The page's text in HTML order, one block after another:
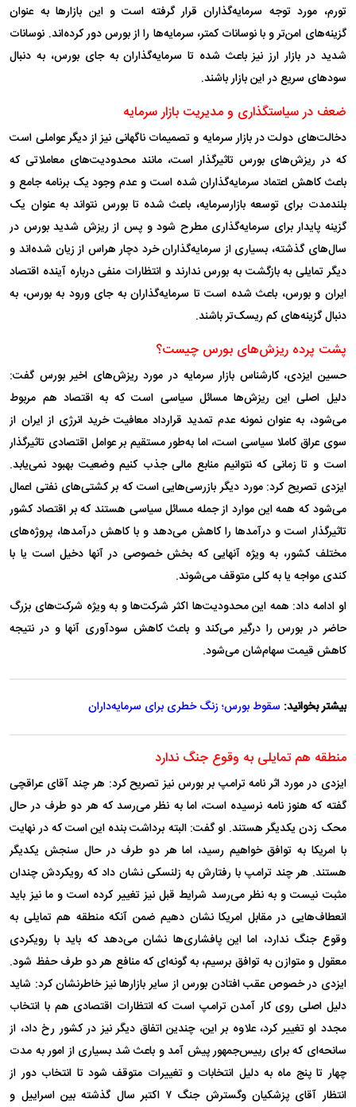
تورم، مورد توجه سرمایه‌گذاران قرار گرفته است و این بازار‌ها به عنوان
گزینه‌های امن‌تر و با نوسانات کمتر، سرمایه‌ها را از بورس دور کرده‌اند. نوسانات
شدید در بازار ارز نیز باعث شده تا سرمایه‌گذاران به جای بورس، به دنبال
سود‌های سریع در این بازار باشند.
ضعف در سیاستگذاری و مدیریت بازار سرمایه
دخالت‌های دولت در بازار سرمایه و تصمیمات ناگهانی نیز از دیگر عواملی است
که در ریزش‌های بورس تاثیرگذار است، مانند محدودیت‌های معاملاتی که
باعث کاهش اعتماد سرمایه‌گذاران شده است و عدم وجود یک برنامه جامع و
بلندمدت برای توسعه بازارسرمایه، باعث شده تا بورس نتواند به عنوان یک
گزینه پایدار برای سرمایه‌گذاری مطرح شود و پس از ریزش شدید بورس در
سال‌های گذشته، بسیاری از سرمایه‌گذاران خرد دچار هراس از زیان شده‌اند و
دیگر تمایلی به بازگشت به بورس ندارند و انتظارات منفی درباره آینده اقتصاد
ایران و بورس، باعث شده است تا سرمایه‌گذاران به جای ورود به بورس، به
دنبال گزینه‌های کم ریسک‌تر باشند.
پشت پرده ریزش‌های بورس چیست؟
حسین ایزدی، کارشناس بازار سرمایه در مورد ریزش‌های اخیر بورس گفت:
دلیل اصلی این ریزش‌ها مسائل سیاسی است که به اقتصاد هم مربوط
می‌شود، به عنوان نمونه عدم تمدید قرارداد معافیت خرید انرژی از ایران از
سوی عراق کاملا سیاسی است، اما به‌طور مستقیم بر عوامل اقتصادی تاثیرگذار
است و تا زمانی که نتوانیم منابع مالی جذب کنیم وضعیت بهبود نمی‌یابد.
ایزدی تصریح کرد: مورد دیگر بازرسی‌هایی است که بر کشتی‌های نفتی اعمال
می‌شود که همه این موارد از جمله مسائل سیاسی هستند که بر اقتصاد کشور
تاثیرگذار است و درآمد‌ها را کاهش می‌دهد و با کاهش درآمدها، پروژه‌های
مختلف کشور، به ویژه آنهایی که بخش خصوصی در آنها دخیل است یا با
کندی مواجه یا به کلی متوقف می‌شوند.
او ادامه داد: همه این محدودیت‌ها اکثر شرکت‌ها و به ویژه شرکت‌های بزرگ
حاضر در بورس را درگیر می‌کند و باعث کاهش سودآوری آنها و در نتیجه
کاهش قیمت سهام‌شان می‌شود.
بیشتر بخوانید:سقوط بورس؛ زنگ خطری برای سرمایه‌داران
منطقه هم تمایلی به وقوع جنگ ندارد
ایزدی در مورد اثر نامه ترامپ بر بورس نیز تصریح کرد: هر چند آقای عراقچی
گفته که هنوز نامه نرسیده است، اما به نظر می‌رسد که هر دو طرف در حال
محک زدن یکدیگر هستند. او گفت: البته برداشت بنده این است که در نهایت
با امریکا به توافق خواهیم رسید، اما هر دو طرف در حال سنجش یکدیگر
هستند. هر چند ترامپ با رفتارش به زلنسکی نشان داد که رویکردش چندان
مثبت نیست و به نظر می‌رسد شرایط قبل نیز تغییر کرده است و ما نیز باید
انعطاف‌هایی در مقابل امریکا نشان دهیم ضمن آنکه منطقه هم تمایلی به
وقوع جنگ ندارد، اما این پافشاری‌ها نشان می‌دهد که باید با رویکردی
معقول و متوازن به توافق برسیم، به گونه‌ای که منافع هر دو طرف حفظ شود.
ایزدی در خصوص عقب افتادن بورس از سایر بازار‌ها نیز خاطرنشان کرد: شاید
دلیل اصلی روی کار آمدن ترامپ است که انتظارات اقتصادی هم با انتخاب
مجدد او تغییر کرد، علاوه بر این، چندین اتفاق دیگر نیز در کشور رخ داد، از
سانحه‌ای که برای رییس‌جمهور پیش آمد و باعث شد بسیاری از امور به مدت
چهار تا پنج ماه به دلیل انتخابات و تغییرات متوقف شود تا انتخاب دور از
انتظار آقای پزشکیان وگسترش جنگ ۷ اکتبر سال گذشته بین اسراییل و